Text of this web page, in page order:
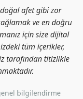
doğal afet gibi zor
ve en doğru
için size dijital
tüm içerikler,
tarafından titizlikle
bilgilendirme